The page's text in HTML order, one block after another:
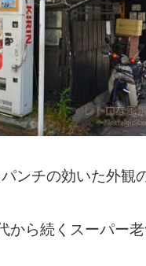
ンチの効いた外観
から続くスーパー